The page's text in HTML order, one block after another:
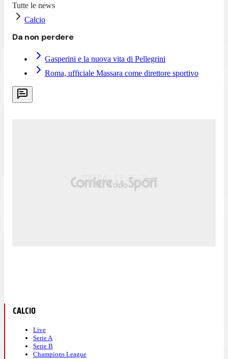
Tutte le news
Calcio
Da non perdere
Gasperini e la nuova vita di Pellegrini
Roma, ufficiale Massara come direttore sportivo
CALCIO
Live
Serie A
Serie B
Champions League